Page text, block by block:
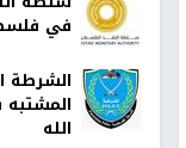
في فلسطين إلى
الشرطة
الله